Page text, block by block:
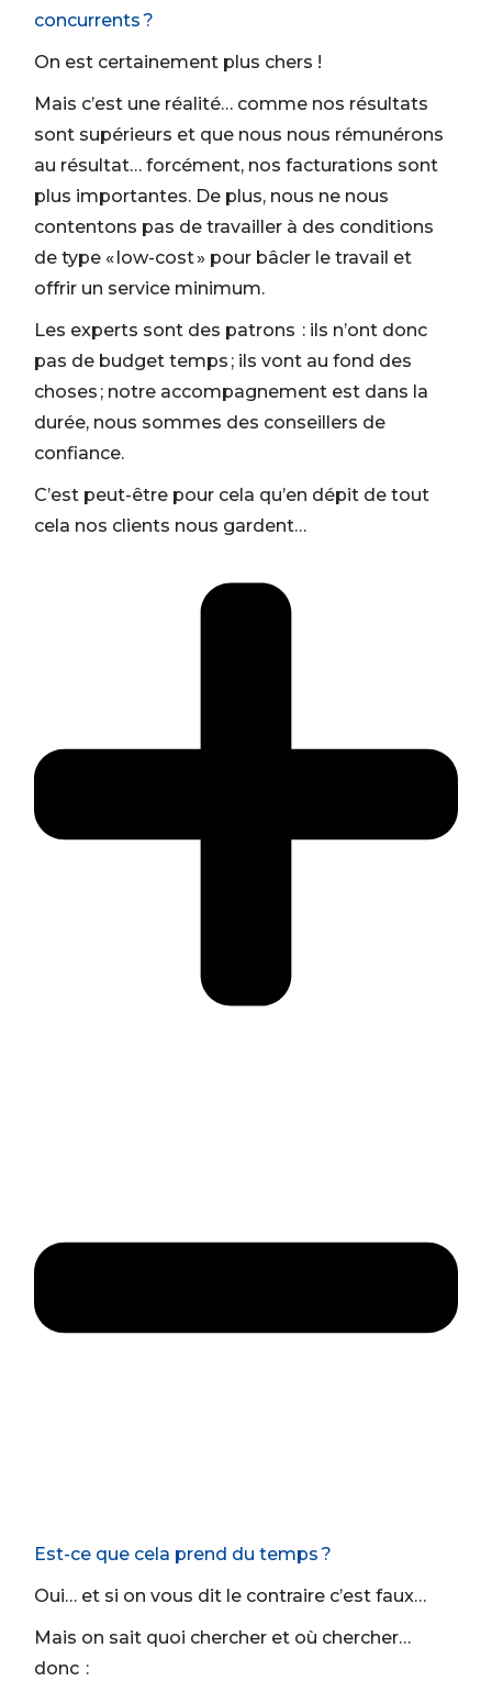
concurrents ?
On est certainement plus chers !
Mais c’est une réalité… comme nos résultats
sont supérieurs et que nous nous rémunérons
au résultat… forcément, nos facturations sont
plus importantes. De plus, nous ne nous
contentons pas de travailler à des conditions
de type « low-cost » pour bâcler le travail et
offrir un service minimum.
Les experts sont des patrons : ils n’ont donc
pas de budget temps ; ils vont au fond des
choses ; notre accompagnement est dans la
durée, nous sommes des conseillers de
confiance.
C’est peut-être pour cela qu’en dépit de tout
cela nos clients nous gardent…
Est-ce que cela prend du temps ?
Oui… et si on vous dit le contraire c’est faux…
Mais on sait quoi chercher et où chercher…
donc :